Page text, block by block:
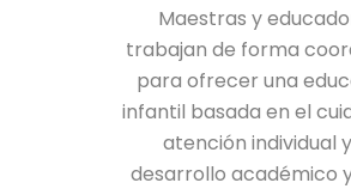
Maestras y
trabajan de forma
para ofrecer una
infantil basada en el
atención individual
desarrollo académico